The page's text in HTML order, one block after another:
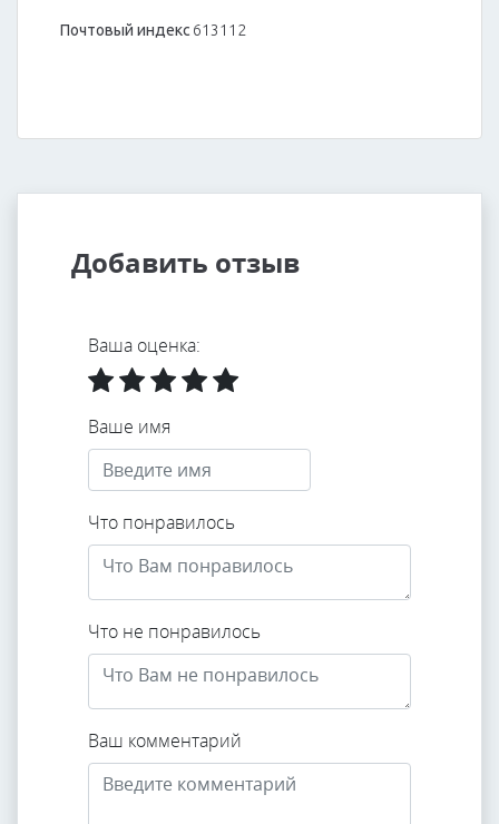
Почтовый индекс613112
Добавить отзыв
Ваша оценка:
Ваше имя
Что понравилось
Что не понравилось
Ваш комментарий